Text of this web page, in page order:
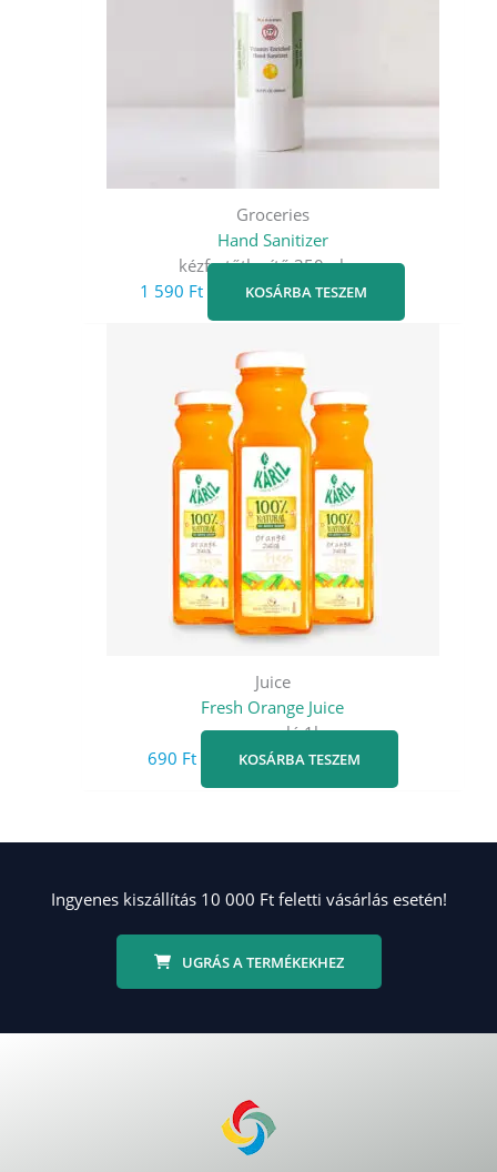
Groceries
Hand Sanitizer
kézfertőtlenítő 350ml-es
1 590 Ft KOSÁRBA TESZEM
Juice
Fresh Orange Juice
narancslé 1l
690 Ft KOSÁRBA TESZEM
Ingyenes kiszállítás 10 000 Ft feletti vásárlás esetén!
UGRÁS A TERMÉKEKHEZ